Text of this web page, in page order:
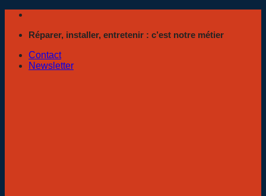
Passer
contenuRéparer, installer, entretenir : c’est notre métier
Contact
Newsletter